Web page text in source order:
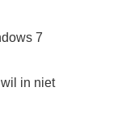
7
in niet